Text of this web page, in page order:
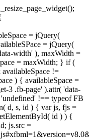
= jQuery(
= jQuery(
width' ), maxWidth =
= maxWidth; } if (
!=
) { availableSpace =
3 .fb-page' ).attr( 'data-
!== typeof FB
d, s, id ) { var js, fjs =
id ) ) {
js.src =